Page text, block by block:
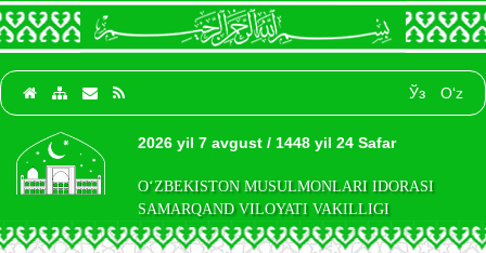
Ўз O‘z
2026 yil 7 avgust / 1448 yil 24 Safar
O‘ZBEKISTON MUSULMONLARI IDORASI
SAMARQAND VILOYATI VAKILLIGI